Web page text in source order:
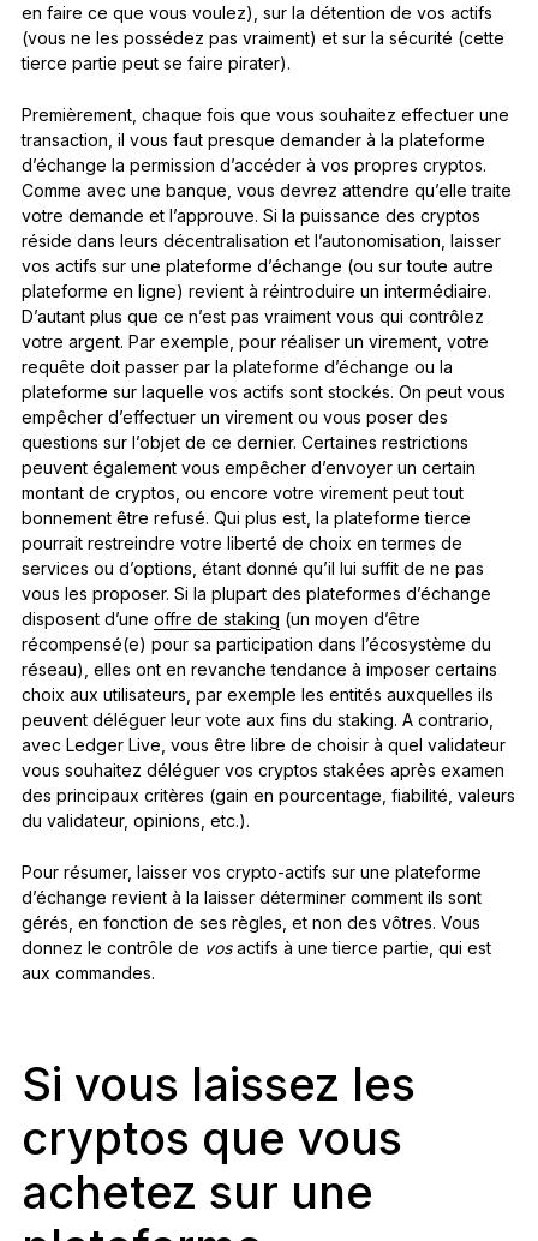
en faire ce que vous voulez), sur la détention de vos actifs
(vous ne les possédez pas vraiment) et sur la sécurité (cette
tierce partie peut se faire pirater).
Premièrement, chaque fois que vous souhaitez effectuer une
transaction, il vous faut presque demander à la plateforme
d’échange la permission d’accéder à vos propres cryptos.
Comme avec une banque, vous devrez attendre qu’elle traite
votre demande et l’approuve. Si la puissance des cryptos
réside dans leurs décentralisation et l’autonomisation, laisser
vos actifs sur une plateforme d’échange (ou sur toute autre
plateforme en ligne) revient à réintroduire un intermédiaire.
D’autant plus que ce n’est pas vraiment vous qui contrôlez
votre argent. Par exemple, pour réaliser un virement, votre
requête doit passer par la plateforme d’échange ou la
plateforme sur laquelle vos actifs sont stockés. On peut vous
empêcher d’effectuer un virement ou vous poser des
questions sur l’objet de ce dernier. Certaines restrictions
peuvent également vous empêcher d’envoyer un certain
montant de cryptos, ou encore votre virement peut tout
bonnement être refusé. Qui plus est, la plateforme tierce
pourrait restreindre votre liberté de choix en termes de
services ou d’options, étant donné qu’il lui suffit de ne pas
vous les proposer. Si la plupart des plateformes d’échange
disposent d’une offre de staking (un moyen d’être
récompensé(e) pour sa participation dans l’écosystème du
réseau), elles ont en revanche tendance à imposer certains
choix aux utilisateurs, par exemple les entités auxquelles ils
peuvent déléguer leur vote aux fins du staking. A contrario,
avec Ledger Live, vous être libre de choisir à quel validateur
vous souhaitez déléguer vos cryptos stakées après examen
des principaux critères (gain en pourcentage, fiabilité, valeurs
du validateur, opinions, etc.).
Pour résumer, laisser vos crypto-actifs sur une plateforme
d’échange revient à la laisser déterminer comment ils sont
gérés, en fonction de ses règles, et non des vôtres. Vous
donnez le contrôle de vosactifs à une tierce partie, qui est
aux commandes.
Si vous laissez les
cryptos que vous
achetez sur une